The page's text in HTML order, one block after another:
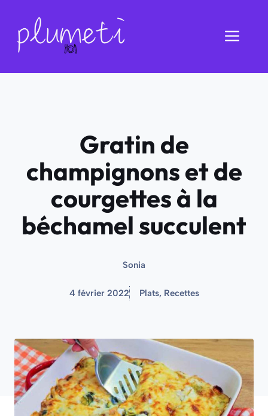
contenu
Gratin de
champignons et de
courgettes à la
béchamel succulent
Sonia
4 février 2022 Plats, Recettes